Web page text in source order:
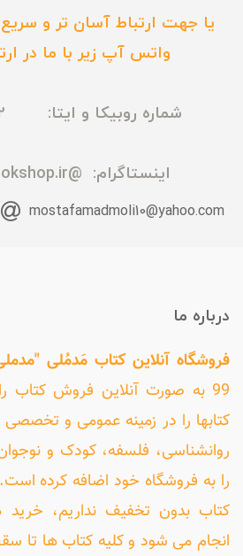
یا جهت ارتباط آسان تر و سریع
واتس آپ زیر با ما در
شماره روبیکا و ایتا: 09165435982
اینستاگرام: @madmolibookshop.ir
mostafamadmoli10@yahoo.com
درباره ما
فروشگاه آنلاین کتاب مَدمُلی
99 به صورت آنلاین فروش کتاب
کتابها را در زمینه عمومی و تخصصی
روانشناسی، فلسفه، کودک و
را به فروشگاه خود اضافه کرده
کتاب بدون تخفیف نداریم، خرید